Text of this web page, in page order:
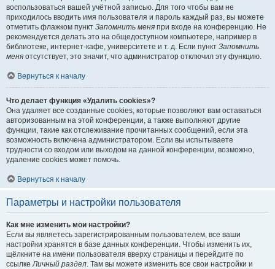
воспользоваться вашей учётной записью. Для того чтобы вам не
приходилось вводить имя пользователя и пароль каждый раз, вы можете
отметить флажком пункт Запомнить меня при входе на конференцию. Не
рекомендуется делать это на общедоступном компьютере, например в
библиотеке, интернет-кафе, университете и т. д. Если пункт Запомнить
меня отсутствует, это значит, что администратор отключил эту функцию.
Вернуться к началу
Что делает функция «Удалить cookies»?
Она удаляет все созданные cookies, которые позволяют вам оставаться
авторизованным на этой конференции, а также выполняют другие
функции, такие как отслеживание прочитанных сообщений, если эта
возможность включена администратором. Если вы испытываете
трудности со входом или выходом на данной конференции, возможно,
удаление cookies может помочь.
Вернуться к началу
Параметры и настройки пользователя
Как мне изменить мои настройки?
Если вы являетесь зарегистрированным пользователем, все ваши
настройки хранятся в базе данных конференции. Чтобы изменить их,
щёлкните на имени пользователя вверху страницы и перейдите по
ссылкеЛичный раздел. Там вы можете изменить все свои настройки и